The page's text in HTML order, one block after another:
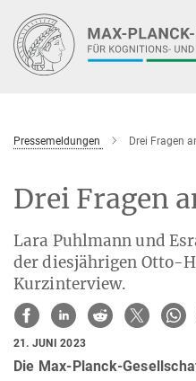
Hauptinhalt
Pressemeldungen Drei Fragen
Drei Fragen
Lara Puhlmann und
der diesjährigen Otto-
Kurzinterview.
21. JUNI 2023
Die Max-Planck-